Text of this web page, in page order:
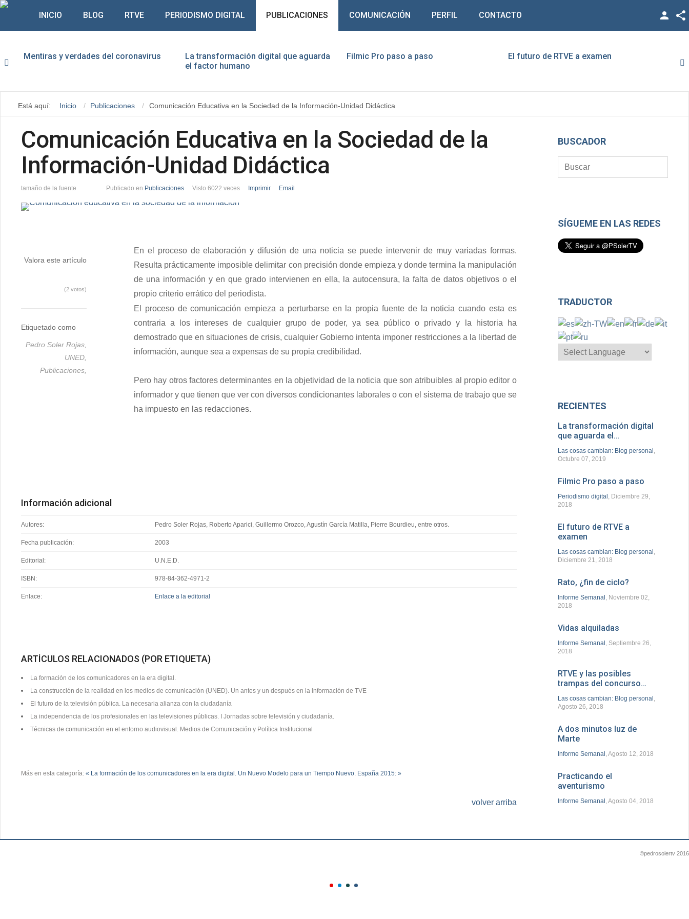
LinkedIn
Vimeo
Google +
INICIO BLOG RTVE PERIODISMO DIGITAL PUBLICACIONES COMUNICACIÓN PERFIL CONTACTO
Mentiras y verdades del coronavirus
La transformación digital que aguarda
el factor humano
Filmic Pro paso a paso El futuro de RTVE a examen
Está aquí: Inicio Publicaciones Comunicación Educativa en la Sociedad de la Información-Unidad Didáctica
Comunicación Educativa en la Sociedad de la
Información-Unidad Didáctica
tamaño de la fuente Publicado en Publicaciones Visto 6022 veces Imprimir Email
Valora este artículo
(2 votos)
Etiquetado como
Pedro Soler Rojas,
UNED,
Publicaciones,
En el proceso de elaboración y difusión de una noticia se puede intervenir de muy variadas formas.
Resulta prácticamente imposible delimitar con precisión donde empieza y donde termina la manipulación
de una información y en que grado intervienen en ella, la autocensura, la falta de datos objetivos o el
propio criterio errático del periodista.
El proceso de comunicación empieza a perturbarse en la propia fuente de la noticia cuando esta es
contraria a los intereses de cualquier grupo de poder, ya sea público o privado y la historia ha
demostrado que en situaciones de crisis, cualquier Gobierno intenta imponer restricciones a la libertad de
información, aunque sea a expensas de su propia credibilidad.
Pero hay otros factores determinantes en la objetividad de la noticia que son atribuibles al propio editor o
informador y que tienen que ver con diversos condicionantes laborales o con el sistema de trabajo que se
ha impuesto en las redacciones.
Información adicional
Autores: Pedro Soler Rojas, Roberto Aparici, Guillermo Orozco, Agustín García Matilla, Pierre Bourdieu, entre otros.
Fecha publicación: 2003
Editorial: U.N.E.D.
ISBN: 978-84-362-4971-2
Enlace: Enlace a la editorial
ARTÍCULOS RELACIONADOS (POR ETIQUETA)
La formación de los comunicadores en la era digital.
La construcción de la realidad en los medios de comunicación (UNED). Un antes y un después en la información de TVE
El futuro de la televisión pública. La necesaria alianza con la ciudadanía
La independencia de los profesionales en las televisiones públicas. I Jornadas sobre televisión y ciudadanía.
Técnicas de comunicación en el entorno audiovisual. Medios de Comunicación y Política Institucional
Más en esta categoría: « La formación de los comunicadores en la era digital. Un Nuevo Modelo para un Tiempo Nuevo. España 2015: »
volver arriba
BUSCADOR
SÍGUEME EN LAS REDES
TRADUCTOR
RECIENTES
La transformación digital
que aguarda el…
Las cosas cambian: Blog personal ,
Octubre 07, 2019
Filmic Pro paso a paso
Periodismo digital , Diciembre 29,
2018
El futuro de RTVE a
examen
Las cosas cambian: Blog personal ,
Diciembre 21, 2018
Rato, ¿fin de ciclo?
Informe Semanal , Noviembre 02,
2018
Vidas alquiladas
Informe Semanal , Septiembre 26,
2018
RTVE y las posibles
trampas del concurso…
Las cosas cambian: Blog personal ,
Agosto 26, 2018
A dos minutos luz de
Marte
Informe Semanal , Agosto 12, 2018
Practicando el
aventurismo
Informe Semanal , Agosto 04, 2018
©pedrosolertv 2016
Contraseña
Recuérdeme